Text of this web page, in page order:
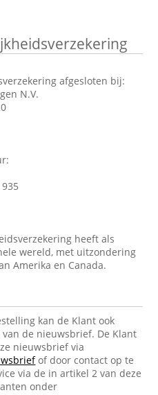
afgesloten bij:
N.V.
heeft als
wereld, met uitzondering
Amerika en Canada.
kan de Klant ook
de nieuwsbrief. De Klant
nieuwsbrief via
of door contact op te
via de in artikel 2 van deze
onder